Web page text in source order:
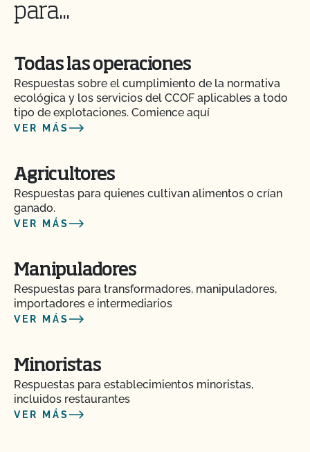
para...
Todas las operaciones
Respuestas sobre el cumplimiento de la normativa
ecológica y los servicios del CCOF aplicables a todo
tipo de explotaciones. Comience aquí
VER MÁS
Agricultores
Respuestas para quienes cultivan alimentos o crían
ganado.
VER MÁS
Manipuladores
Respuestas para transformadores, manipuladores,
importadores e intermediarios
VER MÁS
Minoristas
Respuestas para establecimientos minoristas,
incluidos restaurantes
VER MÁS